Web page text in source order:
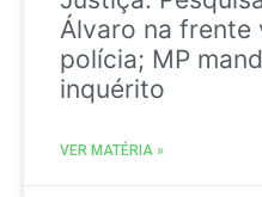
Álvaro na frente
polícia; MP
inquérito
VER MATÉRIA »